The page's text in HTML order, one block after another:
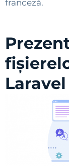
franceză.
Laravel